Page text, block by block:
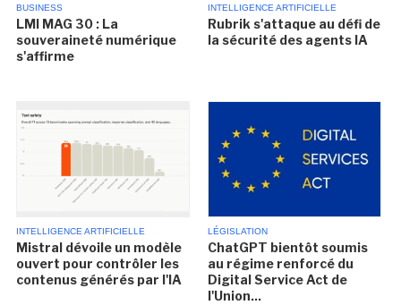
BUSINESS
LMI MAG 30 : La
souveraineté numérique
s'affirme
INTELLIGENCE ARTIFICIELLE
Rubrik s'attaque au défi de
la sécurité des agents IA
INTELLIGENCE ARTIFICIELLE
Mistral dévoile un modèle
ouvert pour contrôler les
contenus générés par l'IA
LÉGISLATION
ChatGPT bientôt soumis
au régime renforcé du
Digital Service Act de
l'Union...